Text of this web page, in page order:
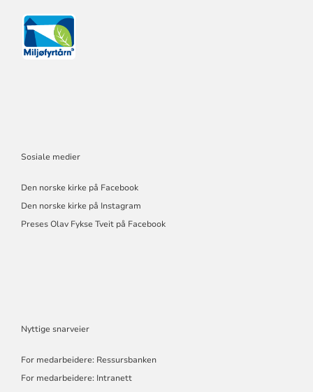
Sosiale medier
Den norske kirke på Facebook
Den norske kirke på Instagram
Preses Olav Fykse Tveit på Facebook
Nyttige snarveier
For medarbeidere: Ressursbanken
For medarbeidere: Intranett